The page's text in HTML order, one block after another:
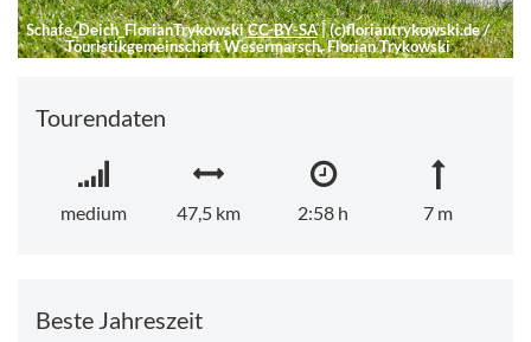
Schafe_Deich_FlorianTrykowskiCC-BY-SA|(c)floriantrykowski.de /
Touristikgemeinschaft Wesermarsch, Florian Trykowski
Tourendaten
medium 47,5 km 2:58 h 7 m
Beste Jahreszeit